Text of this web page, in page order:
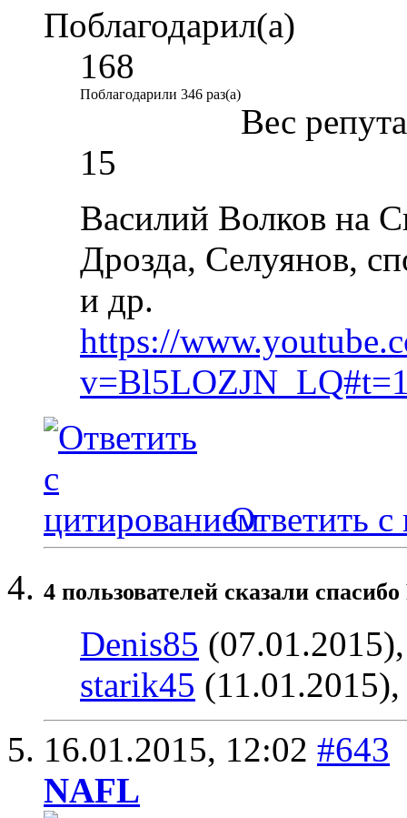
Поблагодарил(а)
168
Поблагодарили 346 раз(а)
Вес
15
Василий Волков на
Дрозда, Селуянов,
и др.
https://
Ответить с
4 пользователей сказали
Denis85
starik45
16.01.2015, 12:02 #643
NAFL